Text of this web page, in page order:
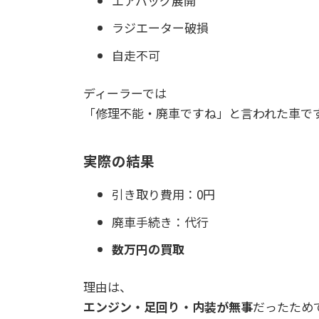
ラジエーター破損
自走不可
ディーラーでは
「修理不能・廃車ですね」と言われた車で
実際の結果
引き取り費用：0円
廃車手続き：代行
数万円の買取
理由は、
エンジン・足回り・内装が無事だったため